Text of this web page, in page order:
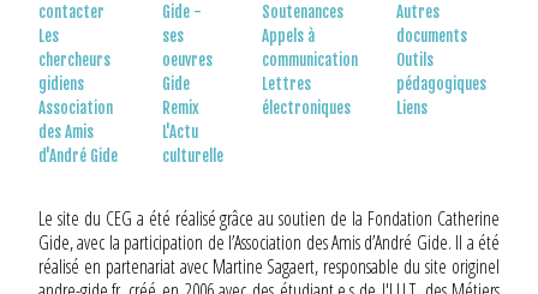
contacter
Les
chercheurs
gidiens
Association
des Amis
d'André Gide
Gide -
ses
oeuvres
Gide
Remix
L'Actu
culturelle
Soutenances
Appels à
communication
Lettres
électroniques
Autres
documents
Outils
pédagogiques
Liens
Le site du CEG a été réalisé grâce au soutien de la Fondation Catherine
Gide, avec la participation de l’Association des Amis d’André Gide. Il a été
réalisé en partenariat avec Martine Sagaert, responsable du site originel